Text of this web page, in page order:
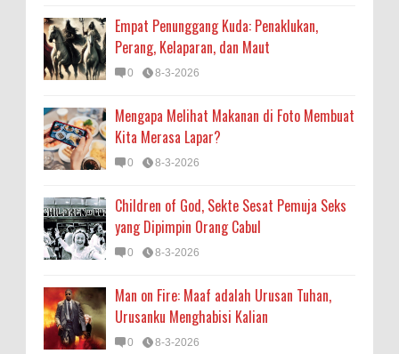
Empat Penunggang Kuda: Penaklukan,
Perang, Kelaparan, dan Maut
0 8-3-2026
Mengapa Melihat Makanan di Foto Membuat
Kita Merasa Lapar?
0 8-3-2026
Children of God, Sekte Sesat Pemuja Seks
yang Dipimpin Orang Cabul
0 8-3-2026
Man on Fire: Maaf adalah Urusan Tuhan,
Urusanku Menghabisi Kalian
0 8-3-2026